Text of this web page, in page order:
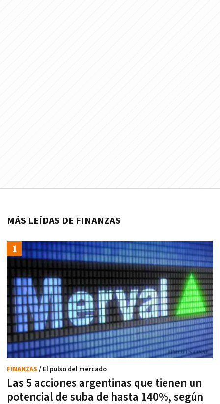
MÁS LEÍDAS DE FINANZAS
Las 5 acciones argentinas que tienen un
potencial de suba de hasta 140%, según
FINANZAS / El pulso del mercado